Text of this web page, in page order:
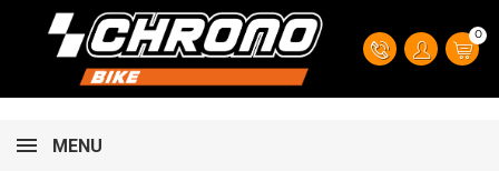
0
MENU